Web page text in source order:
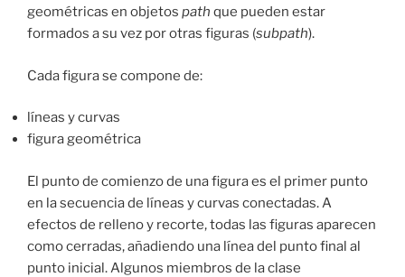
geométricas en objetos path que pueden estar
formados a su vez por otras figuras (subpath).
Cada figura se compone de:
líneas y curvas
figura geométrica
El punto de comienzo de una figura es el primer punto
en la secuencia de líneas y curvas conectadas. A
efectos de relleno y recorte, todas las figuras aparecen
como cerradas, añadiendo una línea del punto final al
punto inicial. Algunos miembros de la clase